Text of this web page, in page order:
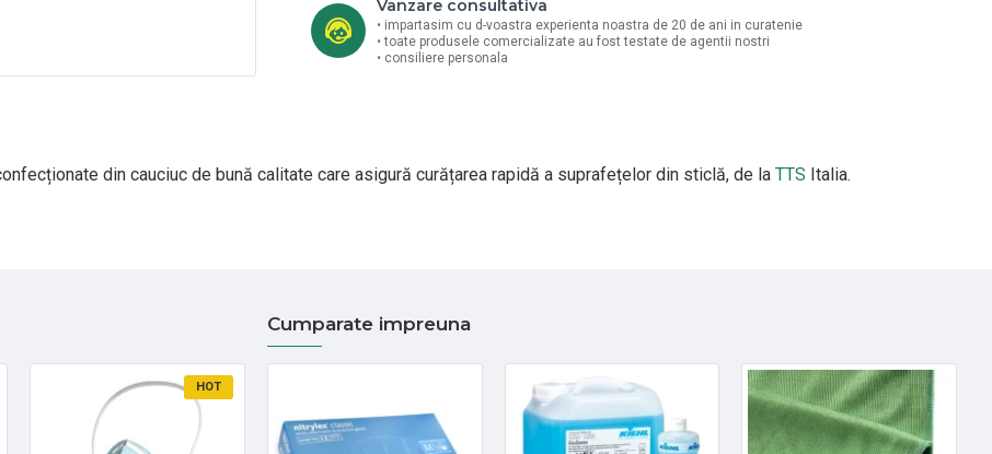
Vanzare consultativa
• impartasim cu d-voastra experienta noastra de 20 de ani in curatenie
• toate produsele comercializate au fost testate de agentii nostri
• consiliere personala
din cauciuc de bună calitate care asigură curățarea rapidă a suprafețelor din sticlă, de la TTS Italia.
HOT
Cumparate impreuna